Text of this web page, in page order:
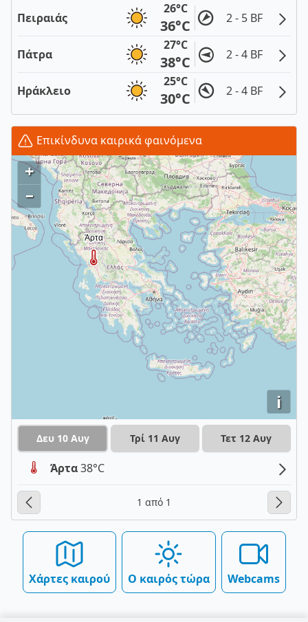
Πειραιάς
26°C
36°C 2 - 5 BF
Πάτρα
27°C
38°C 2 - 4 BF
Ηράκλειο
25°C
30°C 2 - 4 BF
Επικίνδυνα καιρικά φαινόμενα
i
+
–
Δευ 10 Αυγ Τρί 11 Αυγ Τετ 12 Αυγ
Άρτα38°C
1 από 1
Χάρτες καιρού Ο καιρός τώρα Webcams